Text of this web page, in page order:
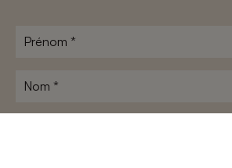
Prénom
Nom